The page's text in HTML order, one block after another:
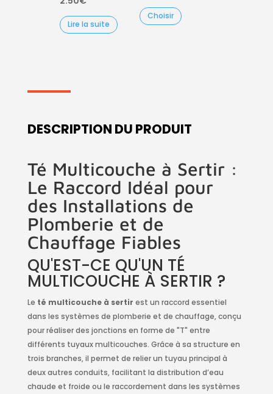
Lire la suite
Choisir
DESCRIPTION DU PRODUIT
Té Multicouche à Sertir :
Le Raccord Idéal pour
des Installations de
Plomberie et de
Chauffage Fiables
QU'EST-CE QU'UN TÉ
MULTICOUCHE À SERTIR ?
Le té multicouche à sertir est un raccord essentiel
dans les systèmes de plomberie et de chauffage, conçu
pour réaliser des jonctions en forme de "T" entre
différents tuyaux multicouches. Grâce à sa structure en
trois branches, il permet de relier un tuyau principal à
deux autres conduits, facilitant la distribution d’eau
chaude et froide ou le raccordement dans les systèmes